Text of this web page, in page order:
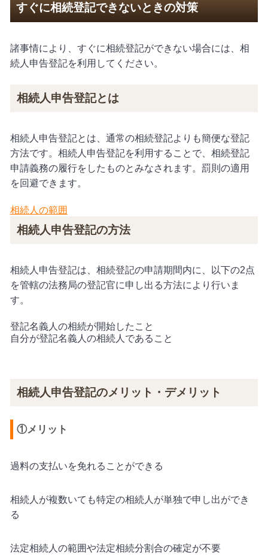
すぐに相続登記できないときの対策
諸事情により、すぐに相続登記ができない場合には、相
続人申告登記を利用してください。
相続人申告登記とは
相続人申告登記とは、通常の相続登記よりも簡便な登記
方法です。相続人申告登記を利用することで、相続登記
申請義務の履行をしたものとみなされます。罰則の適用
を回避できます。
相続人の範囲
相続人申告登記の方法
相続人申告登記は、相続登記の申請期間内に、以下の2点
を管轄の法務局の登記官に申し出る方法により行いま
す。
登記名義人の相続が開始したこと
自分が登記名義人の相続人であること
相続人申告登記のメリット・デメリット
①メリット
過料の支払いを免れることができる
相続人が複数いても特定の相続人が単独で申し出ができ
る
法定相続人の範囲や法定相続分割合の確定が不要